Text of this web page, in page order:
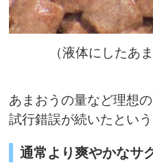
（液体にしたあ
あまおうの量など理想
試行錯誤が続いたという
通常より爽やかなサ